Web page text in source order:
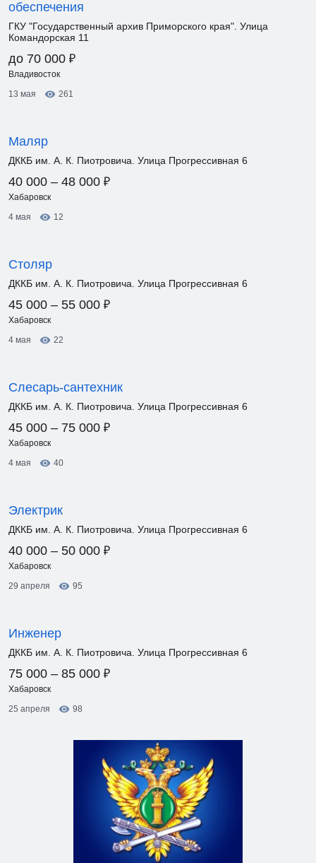
обеспечения
ГКУ "Государственный архив Приморского края". Улица
Командорская 11
до 70 000 ₽
Владивосток
13 мая
261
Маляр
ДККБ им. А. К. Пиотровича. Улица Прогрессивная 6
40 000 – 48 000 ₽
Хабаровск
4 мая
12
Столяр
ДККБ им. А. К. Пиотровича. Улица Прогрессивная 6
45 000 – 55 000 ₽
Хабаровск
4 мая
22
Слесарь-сантехник
ДККБ им. А. К. Пиотровича. Улица Прогрессивная 6
45 000 – 75 000 ₽
Хабаровск
4 мая
40
Электрик
ДККБ им. А. К. Пиотровича. Улица Прогрессивная 6
40 000 – 50 000 ₽
Хабаровск
29 апреля
95
Инженер
ДККБ им. А. К. Пиотровича. Улица Прогрессивная 6
75 000 – 85 000 ₽
Хабаровск
25 апреля
98